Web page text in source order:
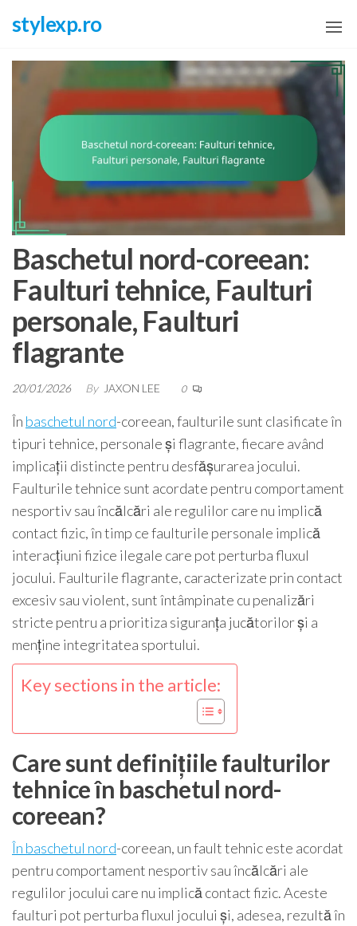
to
content
stylexp.ro
Baschetul nord-coreean:
Faulturi tehnice, Faulturi
personale, Faulturi
flagrante
20/01/2026 By JAXON LEE 0
În baschetul nord-coreean, faulturile sunt clasificate în
tipuri tehnice, personale și flagrante, fiecare având
implicații distincte pentru desfășurarea jocului.
Faulturile tehnice sunt acordate pentru comportament
nesportiv sau încălcări ale regulilor care nu implică
contact fizic, în timp ce faulturile personale implică
interacțiuni fizice ilegale care pot perturba fluxul
jocului. Faulturile flagrante, caracterizate prin contact
excesiv sau violent, sunt întâmpinate cu penalizări
stricte pentru a prioritiza siguranța jucătorilor și a
menține integritatea sportului.
Key sections in the article:
Care sunt definițiile faulturilor
tehnice în baschetul nord-
coreean?
În baschetul nord-coreean, un fault tehnic este acordat
pentru comportament nesportiv sau încălcări ale
regulilor jocului care nu implică contact fizic. Aceste
faulturi pot perturba fluxul jocului și, adesea, rezultă în